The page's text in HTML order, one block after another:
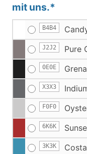
mit uns.*
B4B4
J2J2 Pure
0E0E
X3X3
F0F0
6K6K
3K3K